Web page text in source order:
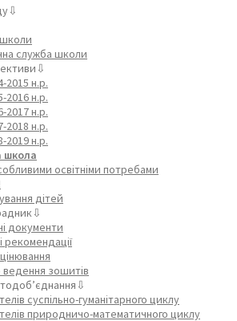
служба школи
2015 н.р.
2016 н.р.
2017 н.р.
2018 н.р.
2019 н.р.
школа
освітніми потребами
дітей
документи
зошитів
суспільно-гуманітарного циклу
природничо-математичного циклу